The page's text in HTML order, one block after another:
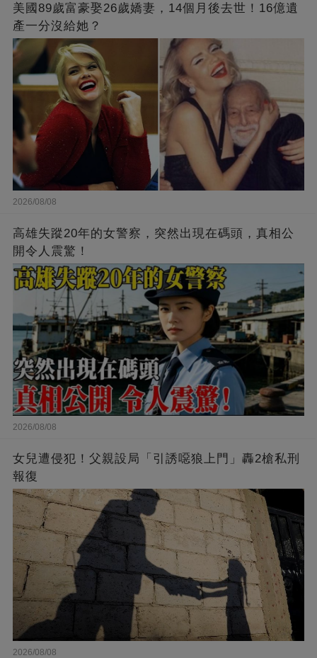
美國89歲富豪娶26歲嬌妻，14個月後去世！16億遺
產一分沒給她？
2026/08/08
高雄失蹤20年的女警察，突然出現在碼頭，真相公
開令人震驚！
2026/08/08
女兒遭侵犯！父親設局「引誘噁狼上門」轟2槍私刑
報復
2026/08/08